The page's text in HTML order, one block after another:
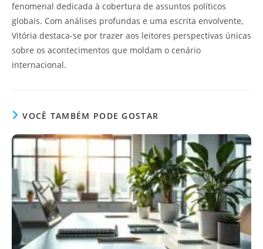
fenomenal dedicada à cobertura de assuntos políticos
globais. Com análises profundas e uma escrita envolvente,
Vitória destaca-se por trazer aos leitores perspectivas únicas
sobre os acontecimentos que moldam o cenário
internacional.
VOCÊ TAMBÉM PODE GOSTAR